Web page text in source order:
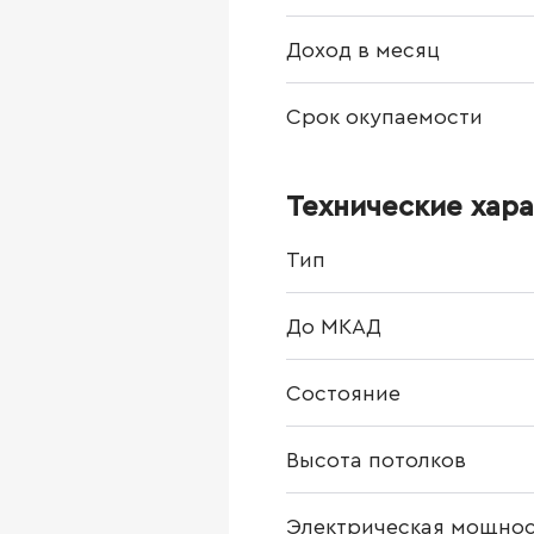
Доход в месяц
Срок окупаемости
Технические
Тип
До МКАД
Состояние
Высота потолков
Электрическая